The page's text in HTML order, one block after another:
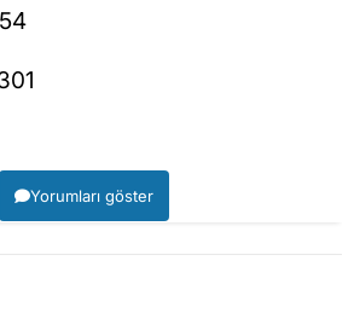
Yorumları göster